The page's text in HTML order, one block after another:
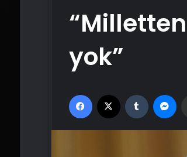
yok”
Facebook Tumblr